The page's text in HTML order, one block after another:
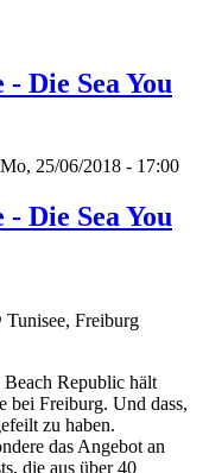
- Die Sea You
25/06/2018 - 17:00
- Die Sea You
Tunisee, Freiburg
Beach Republic hält
bei Freiburg. Und dass,
zu haben.
das Angebot an
die aus über 40